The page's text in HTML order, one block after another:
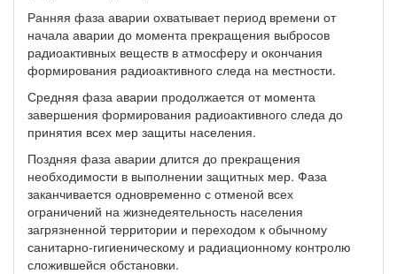
Ранняя фаза аварии охватывает период времени от
начала аварии до момента прекращения выбросов
радиоактивных веществ в атмосферу и окончания
формирования радиоактивного следа на местности.
Средняя фаза аварии продолжается от момента
завершения формирования радиоактивного следа до
принятия всех мер защиты населения.
Поздняя фаза аварии длится до прекращения
необходимости в выполнении защитных мер. Фаза
заканчивается одновременно с отменой всех
ограничений на жизнедеятельность населения
загрязненной территории и переходом к обычному
санитарно-гигиеническому и радиационному контролю
сложившейся обстановки.